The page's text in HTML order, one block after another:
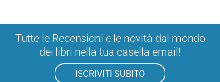
Tutte le Recensioni e le novità dal mondo
dei libri nella tua casella email!
ISCRIVITI SUBITO